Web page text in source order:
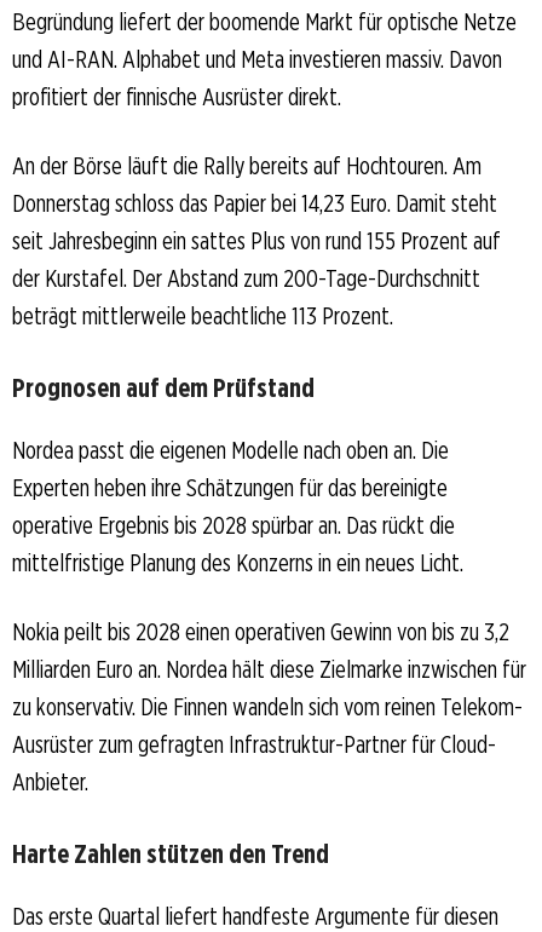
Begründung liefert der boomende Markt für optische Netze
und AI-RAN. Alphabet und Meta investieren massiv. Davon
profitiert der finnische Ausrüster direkt.
An der Börse läuft die Rally bereits auf Hochtouren. Am
Donnerstag schloss das Papier bei 14,23 Euro. Damit steht
seit Jahresbeginn ein sattes Plus von rund 155 Prozent auf
der Kurstafel. Der Abstand zum 200-Tage-Durchschnitt
beträgt mittlerweile beachtliche 113 Prozent.
Prognosen auf dem Prüfstand
Nordea passt die eigenen Modelle nach oben an. Die
Experten heben ihre Schätzungen für das bereinigte
operative Ergebnis bis 2028 spürbar an. Das rückt die
mittelfristige Planung des Konzerns in ein neues Licht.
Nokia peilt bis 2028 einen operativen Gewinn von bis zu 3,2
Milliarden Euro an. Nordea hält diese Zielmarke inzwischen für
zu konservativ. Die Finnen wandeln sich vom reinen Telekom-
Ausrüster zum gefragten Infrastruktur-Partner für Cloud-
Anbieter.
Harte Zahlen stützen den Trend
Das erste Quartal liefert handfeste Argumente für diesen